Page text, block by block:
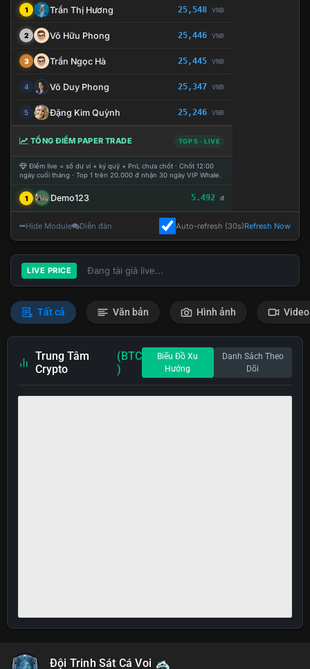
1 Trần Thị Hương 25,548 VNĐ
2 Võ Hữu Phong 25,446 VNĐ
3 Trần Ngọc Hà 25,445 VNĐ
4 Võ Duy Phong 25,347 VNĐ
5 Đặng Kim Quỳnh 25,246 VNĐ
TỔNG ĐIỂM PAPER TRADE TOP 5 · LIVE
Điểm live = số dư ví + ký quỹ + PnL chưa chốt · Chốt 12:00
ngày cuối tháng · Top 1 trên 20.000 đ nhận 30 ngày VIP Whale.
1 Demo123 5.492 đ
Hide Module Diễn đàn Auto-refresh (30s)Refresh Now
LIVE PRICE Đang tải giá live...
Tất cả Văn bản Hình ảnh Video
Trung Tâm
Crypto
(BTC
)
Biểu Đồ Xu
Hướng
Danh Sách Theo
Dõi
Đội Trinh Sát Cá Voi